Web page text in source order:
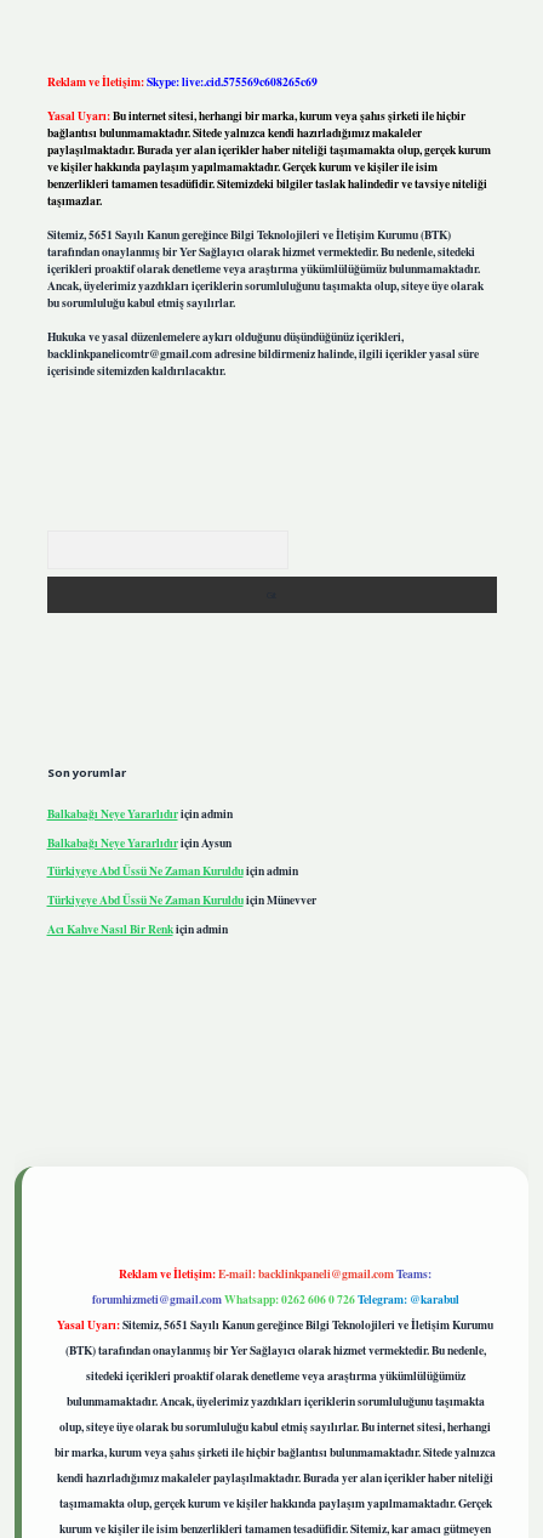
Reklam ve İletişim:Skype: live:.cid.575569c608265c69
Yasal Uyarı:Bu internet sitesi, herhangi bir marka, kurum veya şahıs şirketi ile hiçbir
bağlantısı bulunmamaktadır. Sitede yalnızca kendi hazırladığımız makaleler
paylaşılmaktadır. Burada yer alan içerikler haber niteliği taşımamakta olup, gerçek kurum
ve kişiler hakkında paylaşım yapılmamaktadır. Gerçek kurum ve kişiler ile isim
benzerlikleri tamamen tesadüfidir. Sitemizdeki bilgiler taslak halindedir ve tavsiye niteliği
taşımazlar.
Sitemiz, 5651 Sayılı Kanun gereğince Bilgi Teknolojileri ve İletişim Kurumu (BTK)
tarafından onaylanmış bir Yer Sağlayıcı olarak hizmet vermektedir. Bu nedenle, sitedeki
içerikleri proaktif olarak denetleme veya araştırma yükümlülüğümüz bulunmamaktadır.
Ancak, üyelerimiz yazdıkları içeriklerin sorumluluğunu taşımakta olup, siteye üye olarak
bu sorumluluğu kabul etmiş sayılırlar.
Hukuka ve yasal düzenlemelere aykırı olduğunu düşündüğünüz içerikleri,
backlinkpanelicomtr@gmail.comadresine bildirmeniz halinde, ilgili içerikler yasal süre
içerisinde sitemizden kaldırılacaktır.
Son yorumlar
Balkabağı Neye Yararlıdıriçinadmin
Balkabağı Neye Yararlıdıriçin Aysun
Türkiyeye Abd Üssü Ne Zaman Kurulduiçinadmin
Türkiyeye Abd Üssü Ne Zaman KurulduiçinMünevver
Acı Kahve Nasıl Bir Renkiçinadmin
Reklam ve İletişim:E-mail:backlinkpaneli@gmail.comTeams:
forumhizmeti@gmail.comWhatsapp: 0262 606 0 726Telegram: @karabul
Yasal Uyarı:Sitemiz, 5651 Sayılı Kanun gereğince Bilgi Teknolojileri ve İletişim Kurumu
(BTK) tarafından onaylanmış bir Yer Sağlayıcı olarak hizmet vermektedir. Bu nedenle,
sitedeki içerikleri proaktif olarak denetleme veya araştırma yükümlülüğümüz
bulunmamaktadır. Ancak, üyelerimiz yazdıkları içeriklerin sorumluluğunu taşımakta
olup, siteye üye olarak bu sorumluluğu kabul etmiş sayılırlar. Bu internet sitesi, herhangi
bir marka, kurum veya şahıs şirketi ile hiçbir bağlantısı bulunmamaktadır. Sitede yalnızca
kendi hazırladığımız makaleler paylaşılmaktadır. Burada yer alan içerikler haber niteliği
taşımamakta olup, gerçek kurum ve kişiler hakkında paylaşım yapılmamaktadır. Gerçek
kurum ve kişiler ile isim benzerlikleri tamamen tesadüfidir. Sitemiz, kar amacı gütmeyen